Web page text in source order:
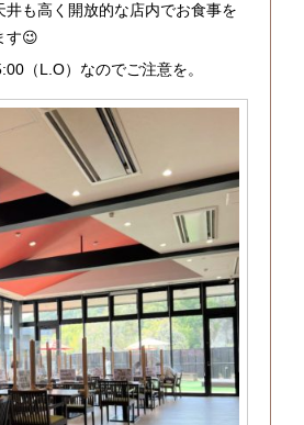
井も高く開放的な店内でお食事を
す😉
（L.O）なのでご注意を。